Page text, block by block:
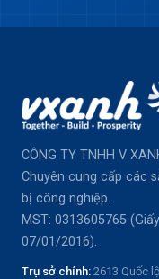
CÔNG TY TNHH V
Chuyên cung cấp các
bị công nghiệp.
MST: 0313605765
07/01/2016).
Trụ sở chính: 2613 Quốc